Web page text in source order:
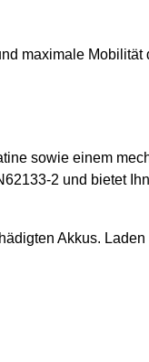
maximale
sowie einem
2 und bietet
Akkus.